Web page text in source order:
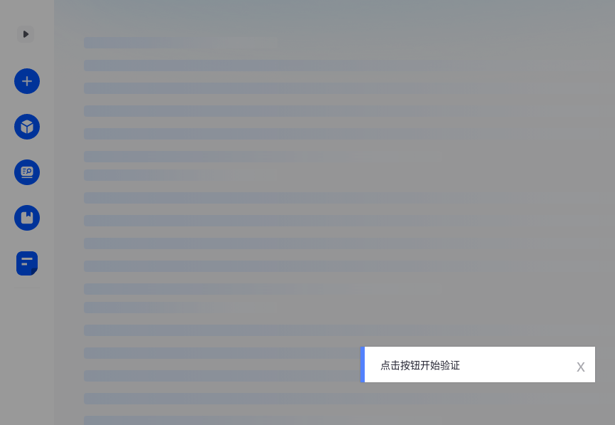
点击按钮开始验证 x